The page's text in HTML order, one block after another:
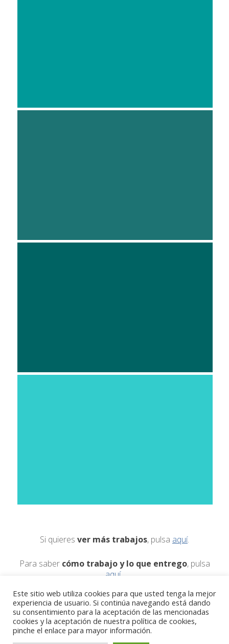
Si quieres ver más trabajos, pulsa aquí.
Para saber cómo trabajo y lo que entrego, pulsa
aquí.
Si quierescontactar y saber quién soy, pulsa aquí.
Este sitio web utiliza cookies para que usted tenga la mejor
experiencia de usuario. Si continúa navegando está dando
su consentimiento para la aceptación de las mencionadas
cookies y la aceptación de nuestra política de cookies,
pinche el enlace para mayor información.